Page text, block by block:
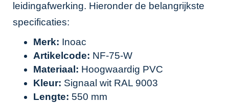
leidingafwerking. Hieronder de belangrijkste
specificaties:
Merk: Inoac
Artikelcode: NF-75-W
Materiaal: Hoogwaardig PVC
Kleur: Signaal wit RAL 9003
Lengte: 550 mm